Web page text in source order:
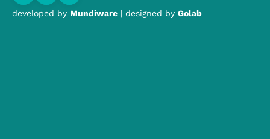
developed by Mundiware | designed by Golab